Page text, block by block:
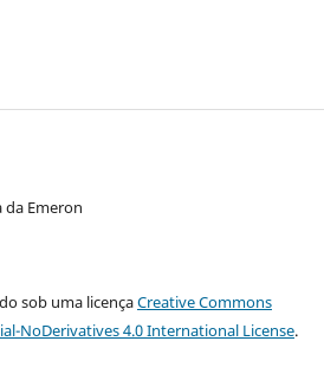
da Emeron
sob uma licençaCreative Commons
NoDerivatives 4.0 International License.